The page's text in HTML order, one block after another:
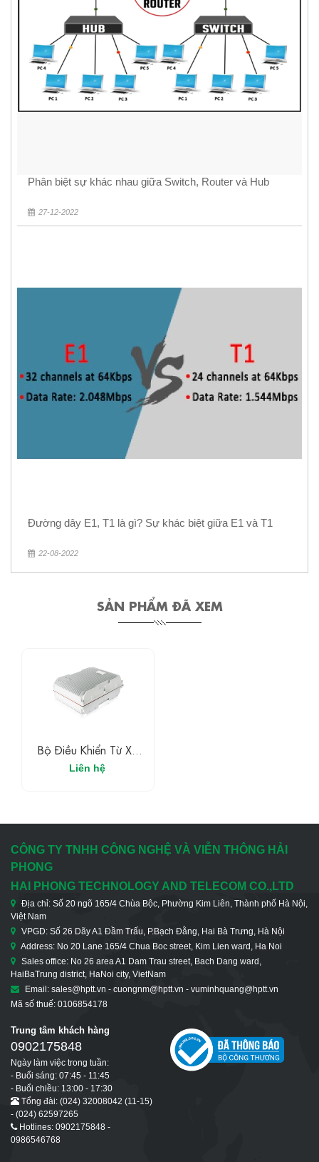
Phân biệt sự khác nhau giữa Switch, Router và Hub
27-12-2022
Đường dây E1, T1 là gì? Sự khác biệt giữa E1 và T1
22-08-2022
SẢN PHẨM ĐÃ XEM
Bộ Điều Khiển Từ Xa
Tổng Hợp PON Ngoài
Liên hệ
CÔNG TY TNHH CÔNG NGHỆ VÀ VIỄN THÔNG HẢI
PHONG
HAI PHONG TECHNOLOGY AND TELECOM CO.,LTD
Địa chỉ: Số 20 ngõ 165/4 Chùa Bộc, Phường Kim Liên, Thành phố Hà Nội,
Việt Nam
VPGD: Số 26 Dãy A1 Đầm Trấu, P.Bạch Đằng, Hai Bà Trưng, Hà Nội
Address: No 20 Lane 165/4 Chua Boc street, Kim Lien ward, Ha Noi
Sales office: No 26 area A1 Dam Trau street, Bach Dang ward,
HaiBaTrung district, HaNoi city, VietNam
Email: sales@hptt.vn - cuongnm@hptt.vn - vuminhquang@hptt.vn
Mã số thuế: 0106854178
Trung tâm khách hàng
0902175848
Ngày làm việc trong tuần:
- Buổi sáng: 07:45 - 11:45
- Buổi chiều: 13:00 - 17:30
Tổng đài: (024) 32008042 (11-15)
- (024) 62597265
Hotlines: 0902175848 -
0986546768